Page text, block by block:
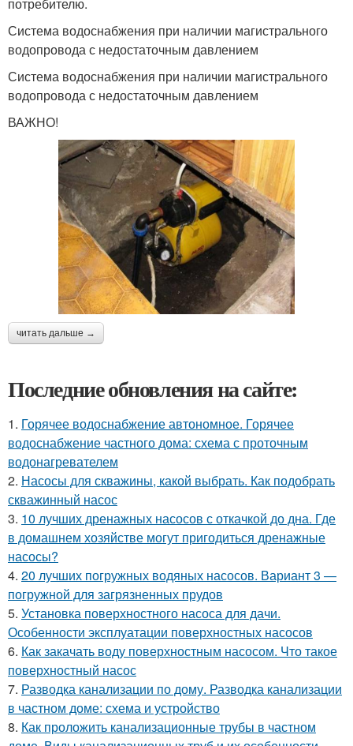
потребителю.
Система водоснабжения при наличии магистрального
водопровода с недостаточным давлением
Система водоснабжения при наличии магистрального
водопровода с недостаточным давлением
ВАЖНО!
читать дальше →
Последние обновления на сайте:
1. Горячее водоснабжение автономное. Горячее
водоснабжение частного дома: схема с проточным
водонагревателем
2. Насосы для скважины, какой выбрать. Как подобрать
скважинный насос
3. 10 лучших дренажных насосов с откачкой до дна. Где
в домашнем хозяйстве могут пригодиться дренажные
насосы?
4. 20 лучших погружных водяных насосов. Вариант 3 —
погружной для загрязненных прудов
5. Установка поверхностного насоса для дачи.
Особенности эксплуатации поверхностных насосов
6. Как закачать воду поверхностным насосом. Что такое
поверхностный насос
7. Разводка канализации по дому. Разводка канализации
в частном доме: схема и устройство
8. Как проложить канализационные трубы в частном